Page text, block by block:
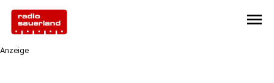
menu
Anzeige